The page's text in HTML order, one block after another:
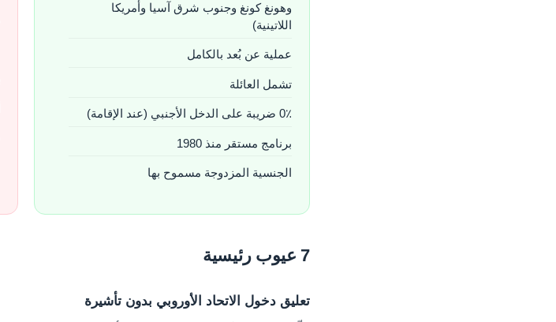
وهونغ كونغ وجنوب شرق آسيا وأمريكا
اللاتينية)
عملية عن بُعد بالكامل
تشمل العائلة
0٪ ضريبة على الدخل الأجنبي (عند الإقامة)
برنامج مستقر منذ 1980
الجنسية المزدوجة مسموح بها
7 عيوب رئيسية
تعليق دخول الاتحاد الأوروبي بدون تأشيرة